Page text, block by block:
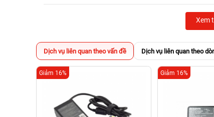
Xem
Dịch vụ liên quan theo vấn đề Dịch vụ liên quan theo
Giảm 16% Giảm 16%